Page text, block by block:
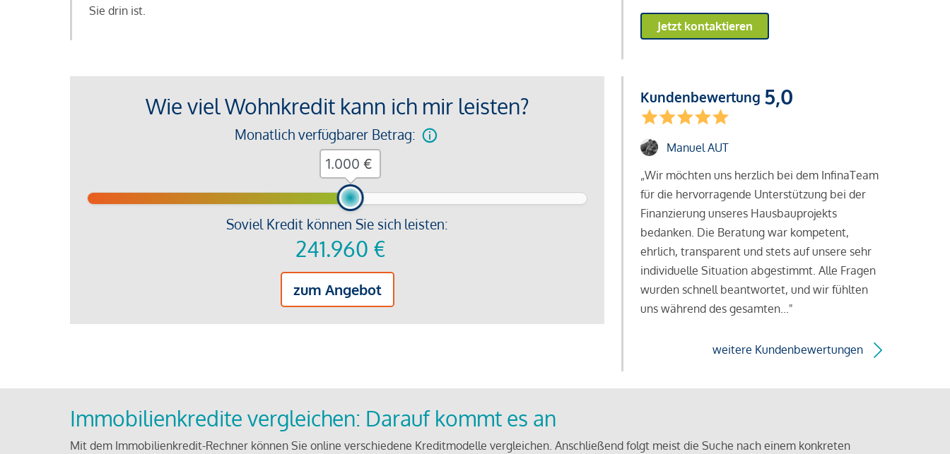
Sie drin ist.
Jetzt kontaktieren
Wie viel Wohnkredit kann ich mir leisten?
Monatlich verfügbarer Betrag:
Soviel Kredit können Sie sich leisten:
241.960 €
zum Angebot
€
Kundenbewertung 5,0
Manuel AUT
„Wir möchten uns herzlich bei dem InfinaTeam
für die hervorragende Unterstützung bei der
Finanzierung unseres Hausbauprojekts
bedanken. Die Beratung war kompetent,
ehrlich, transparent und stets auf unsere sehr
individuelle Situation abgestimmt. Alle Fragen
wurden schnell beantwortet, und wir fühlten
uns während des gesamten..."
weitere Kundenbewertungen
Immobilienkredite vergleichen: Darauf kommt es an
Mit dem Immobilienkredit-Rechner können Sie online verschiedene Kreditmodelle vergleichen. Anschließend folgt meist die Suche nach einem konkreten